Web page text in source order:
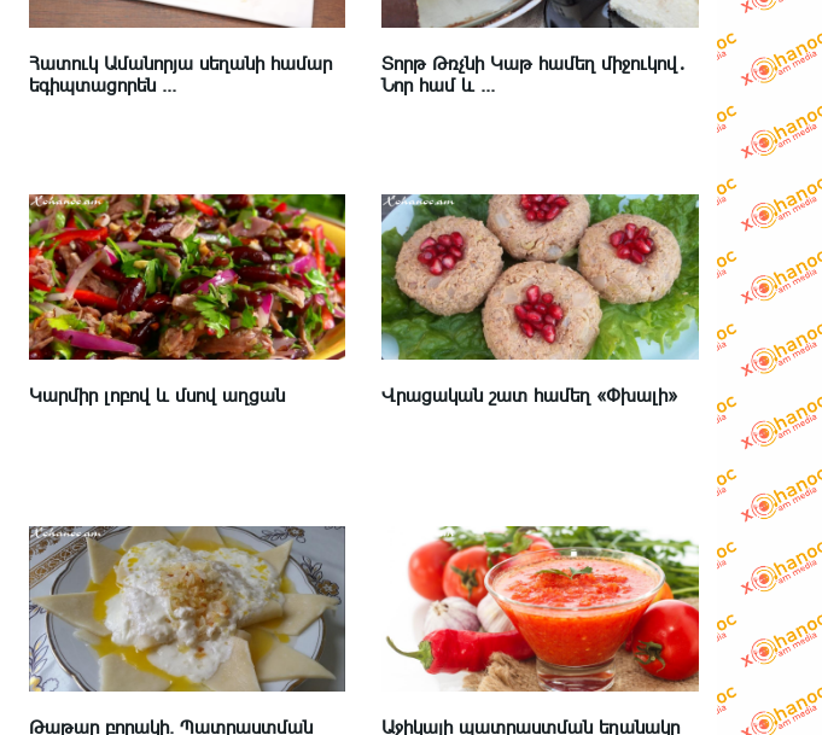
Հատուկ Ամանորյա սեղանի համար
եգիպտացորեն ...
Տորթ Թռչնի Կաթ համեղ միջուկով․
Նոր համ և ...
Կարմիր լոբով և մսով աղցան Վրացական շատ համեղ «Փխալի»
Թաթար բորակի. Պատրաստման Աջիկայի պատրաստման եղանակը